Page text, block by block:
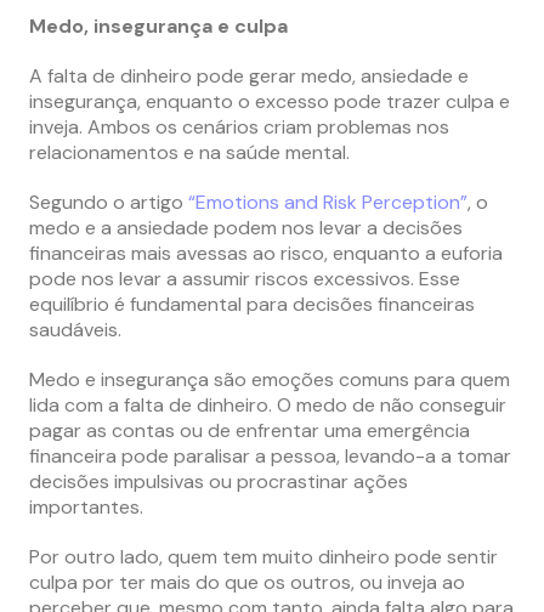
Medo, insegurança e culpa
A falta de dinheiro pode gerar medo, ansiedade e
insegurança, enquanto o excesso pode trazer culpa e
inveja. Ambos os cenários criam problemas nos
relacionamentos e na saúde mental.
Segundo o artigo “Emotions and Risk Perception”, o
medo e a ansiedade podem nos levar a decisões
financeiras mais avessas ao risco, enquanto a euforia
pode nos levar a assumir riscos excessivos. Esse
equilíbrio é fundamental para decisões financeiras
saudáveis.
Medo e insegurança são emoções comuns para quem
lida com a falta de dinheiro. O medo de não conseguir
pagar as contas ou de enfrentar uma emergência
financeira pode paralisar a pessoa, levando-a a tomar
decisões impulsivas ou procrastinar ações
importantes.
Por outro lado, quem tem muito dinheiro pode sentir
culpa por ter mais do que os outros, ou inveja ao